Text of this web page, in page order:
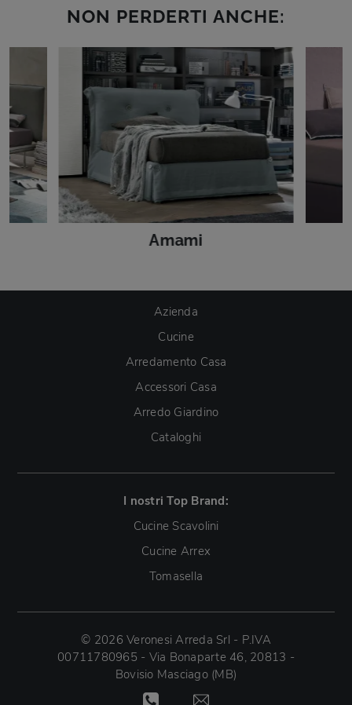
NON PERDERTI ANCHE:
Amami
Azienda
Cucine
Arredamento Casa
Accessori Casa
Arredo Giardino
Cataloghi
I nostri Top Brand:
Cucine Scavolini
Cucine Arrex
Tomasella
© 2026 Veronesi Arreda Srl - P.IVA
00711780965 - Via Bonaparte 46, 20813 -
Bovisio Masciago (MB)